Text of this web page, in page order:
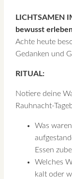
LICHTSAMEN
bewusst
Achte heute
Gedanken und
RITUAL:
Notiere deine
Rauhnacht-
Was
Essen
Welches
kalt oder